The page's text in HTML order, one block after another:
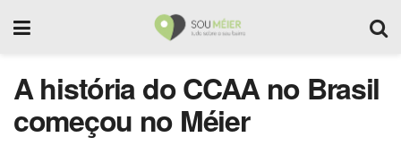
A história do CCAA no Brasil
começou no Méier